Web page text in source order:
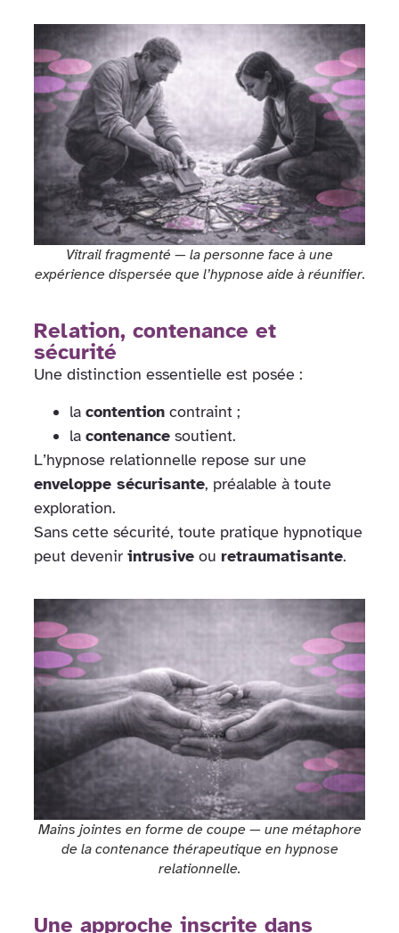
Vitrail fragmenté — la personne face à une
expérience dispersée que l’hypnose aide à réunifier.
Relation, contenance et
sécurité
Une distinction essentielle est posée :
la contention contraint ;
la contenance soutient.
L’hypnose relationnelle repose sur une
enveloppe sécurisante, préalable à toute
exploration.
Sans cette sécurité, toute pratique hypnotique
peut devenir intrusive ou retraumatisante.
Mains jointes en forme de coupe — une métaphore
de la contenance thérapeutique en hypnose
relationnelle.
Une approche inscrite dans